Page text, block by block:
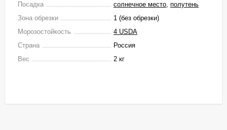
Посадка солнечное место, полутень
Зона обрезки
1 (без обрезки)
Морозостойкость
4 USDA
Страна
Россия
Вес
2 кг